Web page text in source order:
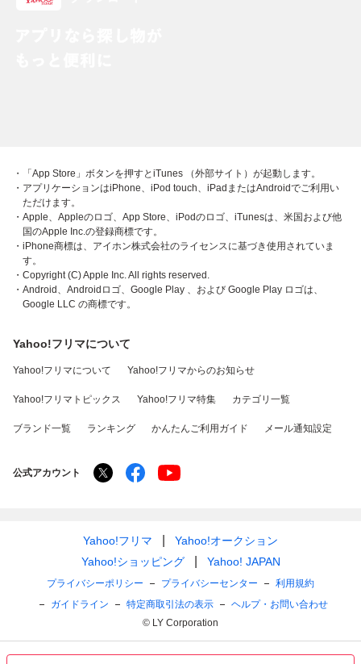
・「App Store」ボタンを押すとiTunes （外部サイト）が起動します。
・アプリケーションはiPhone、iPod touch、iPadまたはAndroidでご利用い
ただけます。
・Apple、Appleのロゴ、App Store、iPodのロゴ、iTunesは、米国および他
国のApple Inc.の登録商標です。
・iPhone商標は、アイホン株式会社のライセンスに基づき使用されていま
す。
・Copyright (C) Apple Inc. All rights reserved.
・Android、Androidロゴ、Google Play 、および Google Play ロゴは、
Google LLC の商標です。
Yahoo!フリマについて
Yahoo!フリマについて Yahoo!フリマからのお知らせ
Yahoo!フリマトピックス Yahoo!フリマ特集 カテゴリ一覧
ブランド一覧 ランキング かんたんご利用ガイド メール通知設定
公式アカウント
Yahoo!フリマ
Yahoo!オークション
Yahoo!ショッピング
Yahoo! JAPAN
プライバシーポリシー プライバシーセンター
利用規約
ガイドライン
特定商取引法の表示
ヘルプ・お問い合わせ
© LY Corporation